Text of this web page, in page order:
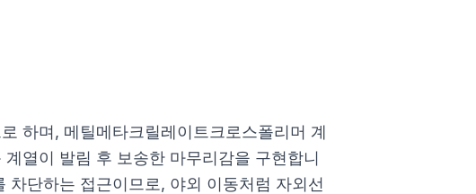
하며, 메틸메타크릴레이트크로스폴리머 계
열이 발림 후 보송한 마무리감을 구현합니
차단하는 접근이므로, 야외 이동처럼 자외선